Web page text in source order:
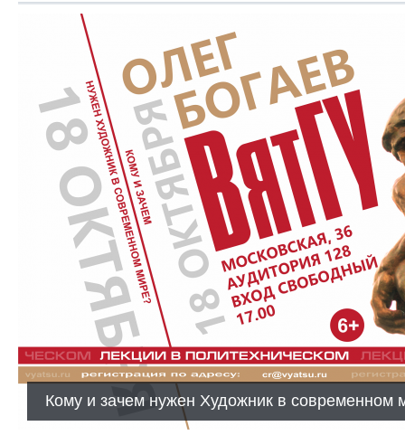
Кому и зачем нужен Художник в современном